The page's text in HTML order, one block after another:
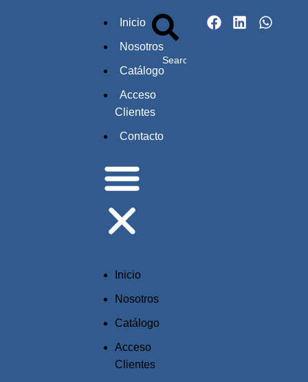
Inicio
Nosotros
Catálogo
Acceso
Clientes
Contacto
Inicio
Nosotros
Catálogo
Acceso
Clientes